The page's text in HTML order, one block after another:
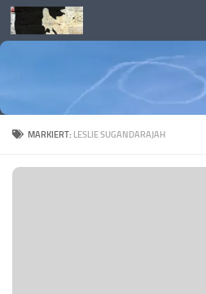
Skip to content
MARKIERT: LESLIE SUGANDARAJAH